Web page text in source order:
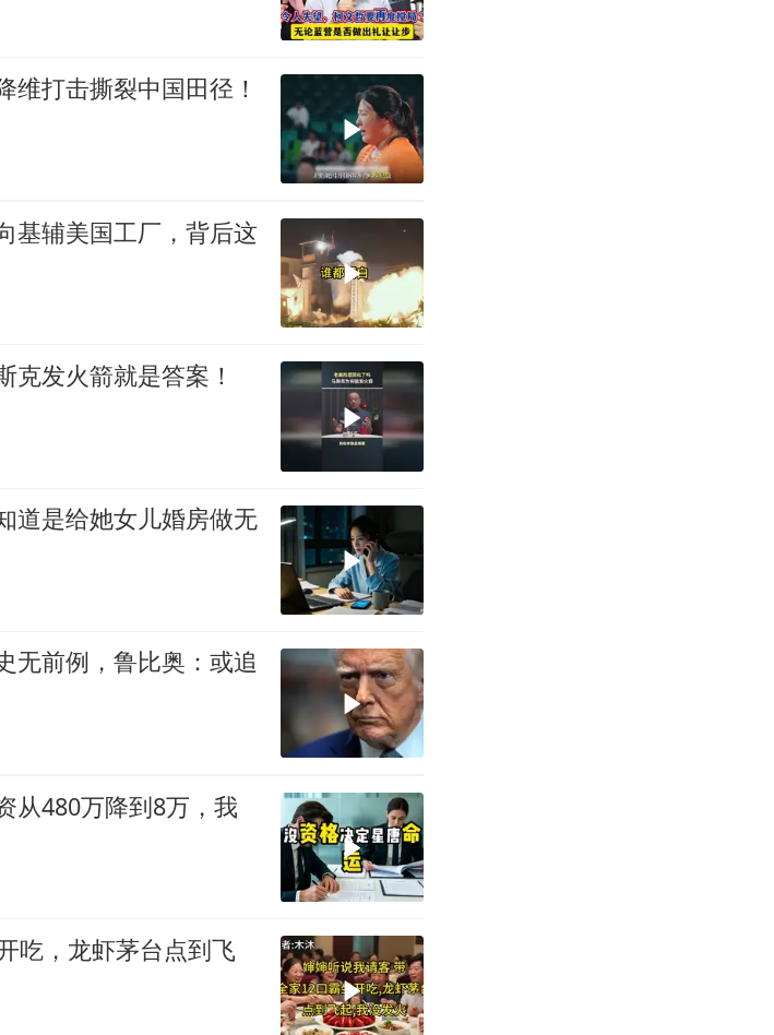
打击撕裂中国田径！
基辅美国工厂，背后这
克发火箭就是答案！
道是给她女儿婚房做无
无前例，鲁比奥：或追
从480万降到8万，我
吃，龙虾茅台点到飞